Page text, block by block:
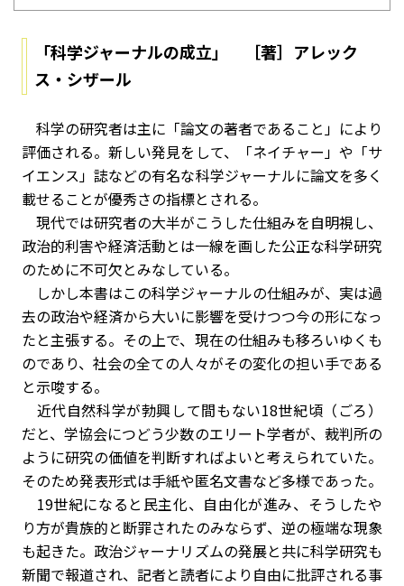
「科学ジャーナルの成立」 ［著］アレック
ス・シザール
科学の研究者は主に「論文の著者であること」により
評価される。新しい発見をして、「ネイチャー」や「サ
イエンス」誌などの有名な科学ジャーナルに論文を多く
載せることが優秀さの指標とされる。
現代では研究者の大半がこうした仕組みを自明視し、
政治的利害や経済活動とは一線を画した公正な科学研究
のために不可欠とみなしている。
しかし本書はこの科学ジャーナルの仕組みが、実は過
去の政治や経済から大いに影響を受けつつ今の形になっ
たと主張する。その上で、現在の仕組みも移ろいゆくも
のであり、社会の全ての人々がその変化の担い手である
と示唆する。
近代自然科学が勃興して間もない18世紀頃（ごろ）
だと、学協会につどう少数のエリート学者が、裁判所の
ように研究の価値を判断すればよいと考えられていた。
そのため発表形式は手紙や匿名文書など多様であった。
19世紀になると民主化、自由化が進み、そうしたや
り方が貴族的と断罪されたのみならず、逆の極端な現象
も起きた。政治ジャーナリズムの発展と共に科学研究も
新聞で報道され、記者と読者により自由に批評される事